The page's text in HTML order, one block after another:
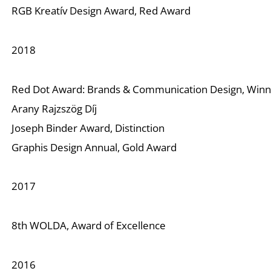
RGB Kreatív Design Award, Red Award
2018
Red Dot Award: Brands & Communication Design,
Arany Rajzszög Díj
Joseph Binder Award, Distinction
Graphis Design Annual, Gold Award
2017
8th WOLDA, Award of Excellence
2016